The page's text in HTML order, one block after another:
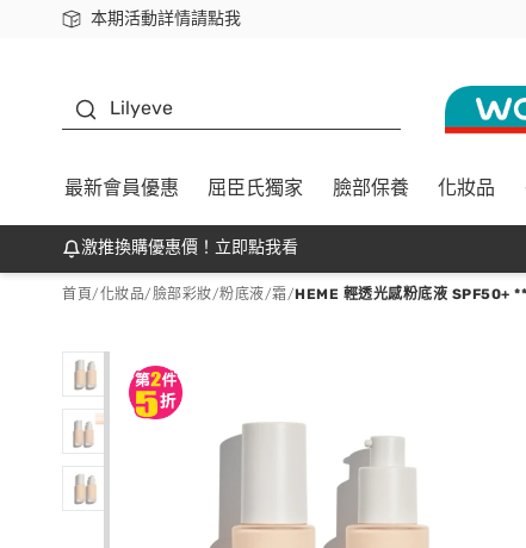
本期活動詳情請點我
下載app最高回饋$350
Lilyeve
最新會員優惠 屈臣氏獨家 臉部保養 化妝品
激推換購優惠價！立即點我看
首頁/化妝品/臉部彩妝/粉底液/霜/HEME 輕透光感粉底液 SPF50+